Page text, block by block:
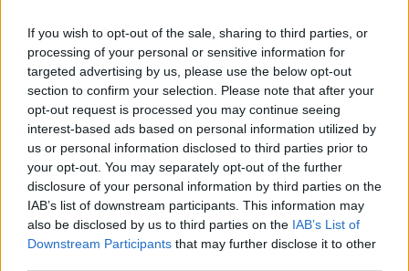
If you wish to opt-out of the sale, sharing to third parties, or
processing of your personal or sensitive information for
targeted advertising by us, please use the below opt-out
section to confirm your selection. Please note that after your
opt-out request is processed you may continue seeing
interest-based ads based on personal information utilized by
us or personal information disclosed to third parties prior to
your opt-out. You may separately opt-out of the further
disclosure of your personal information by third parties on the
IAB’s list of downstream participants. This information may
also be disclosed by us to third parties on the IAB’s List of
Downstream Participants that may further disclose it to other
Roma. Oltre all’Inventio Osiridis e i Ludi Plebei
venivano celebrate altre ricorrenze dedicate ad
altre divinità. Di seguito le feste del…
Leggi l’articolo →